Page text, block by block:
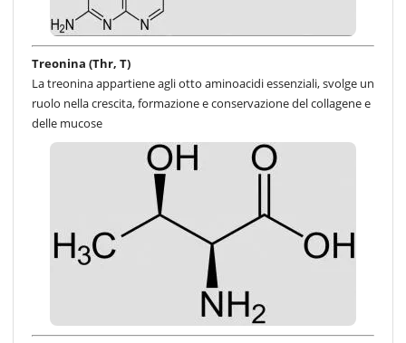
Treonina (Thr, T)
La treonina appartiene agli otto aminoacidi essenziali, svolge un
ruolo nella crescita, formazione e conservazione del collagene e
delle mucose